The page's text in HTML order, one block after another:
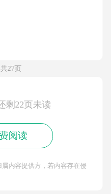
27页
剩22页未读
阅读
内容提供方，若内容存在侵